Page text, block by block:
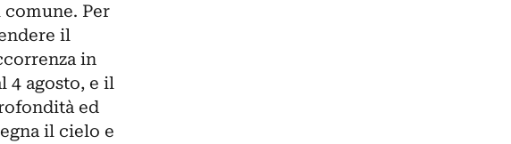
Per
il
in
4 agosto, e il
ed
il cielo e